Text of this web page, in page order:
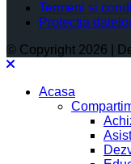
Termeni și
Protectia
© Copyright 2026 |
Acasa